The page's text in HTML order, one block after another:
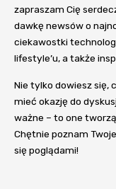
zapraszam Cię
dawkę newsów o
ciekawostki
lifestyle’u, a także
Nie tylko dowiesz się,
mieć okazję do
ważne – to one
Chętnie poznam
się poglądami!